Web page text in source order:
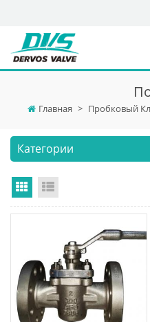
Главная > Пробковый
Категории
Grid View